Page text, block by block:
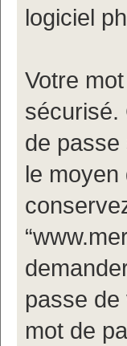
logiciel
Votre
sécurisé.
de passe
le moyen
passe de
mot de